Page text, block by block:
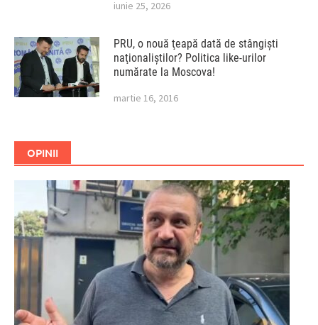
iunie 25, 2026
PRU, o nouă ţeapă dată de stângişti
naţionaliştilor? Politica like-urilor
numărate la Moscova!
martie 16, 2016
OPINII